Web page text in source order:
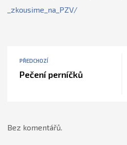
_zkousime_na_PZV/
PŘEDCHOZÍ
Pečení perníčků
Bez komentářů.